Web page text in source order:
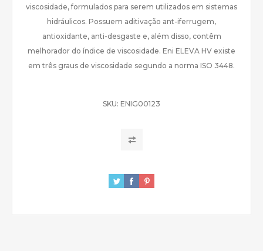
viscosidade, formulados para serem utilizados em sistemas
hidráulicos. Possuem aditivação ant-iferrugem,
antioxidante, anti-desgaste e, além disso, contêm
melhorador do índice de viscosidade. Eni ELEVA HV existe
em três graus de viscosidade segundo a norma ISO 3448.
SKU: ENIG00123